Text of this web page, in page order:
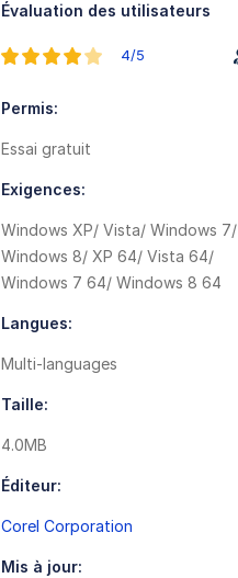
Évaluation des utilisateurs
4/5
Permis:
Essai gratuit
Exigences:
Windows XP/ Vista/ Windows 7/
Windows 8/ XP 64/ Vista 64/
Windows 7 64/ Windows 8 64
Langues:
Multi-languages
Taille:
4.0MB
Éditeur:
Corel Corporation
Mis à jour: